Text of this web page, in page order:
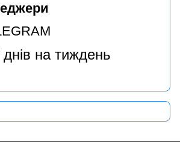
на тиждень